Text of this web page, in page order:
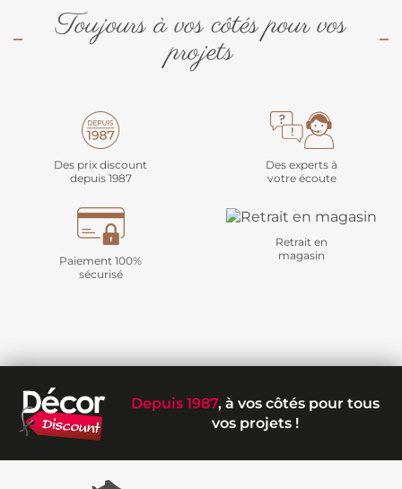
Toujours à vos côtés pour vos
projets
Des prix discount
depuis 1987
Des experts à
votre écoute
Paiement 100%
sécurisé
Retrait en
magasin
Depuis 1987, à vos côtés pour tous
vos projets !